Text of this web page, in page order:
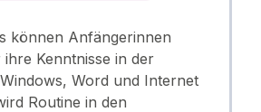
können Anfängerinnen
Kenntnisse in der
Word und Internet
Routine in den